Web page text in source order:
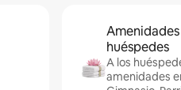
huéspedes
A los
amenidades